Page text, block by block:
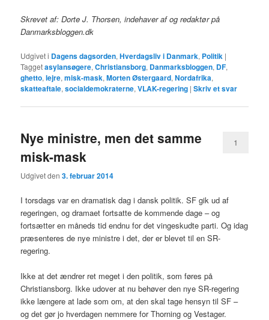
Skrevet af: Dorte J. Thorsen, indehaver af og redaktør på
Danmarksbloggen.dk
Udgivet i Dagens dagsorden,Hverdagsliv i Danmark, Politik |
Taggetasylansøgere,Christiansborg, Danmarksbloggen, DF,
ghetto,lejre,misk-mask,Morten Østergaard,Nordafrika,
skatteaftale,socialdemokraterne,VLAK-regering |Skriv et svar
Nye ministre, men det samme
misk-mask
Udgivet den3. februar 2014
1
I torsdags var en dramatisk dag i dansk politik. SF gik ud af
regeringen, og dramaet fortsatte de kommende dage – og
fortsætter en måneds tid endnu for det vingeskudte parti. Og idag
præsenteres de nye ministre i det, der er blevet til en SR-
regering.
Ikke at det ændrer ret meget i den politik, som føres på
Christiansborg. Ikke udover at nu behøver den nye SR-regering
ikke længere at lade som om, at den skal tage hensyn til SF –
og det gør jo hverdagen nemmere for Thorning og Vestager.